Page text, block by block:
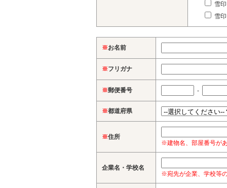
雪
雪
※お名前
※フリガナ
※郵便番号 -
※都道府県
※住所
※建物名、部屋番号が
企業名・学校名
※宛先が企業、学校等